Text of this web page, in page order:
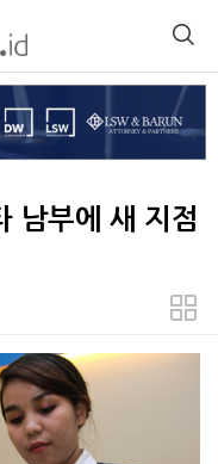
남부에 새 지점